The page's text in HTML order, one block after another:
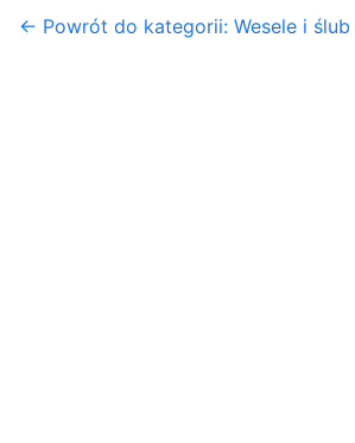
← Powrót do kategorii: Wesele i ślub